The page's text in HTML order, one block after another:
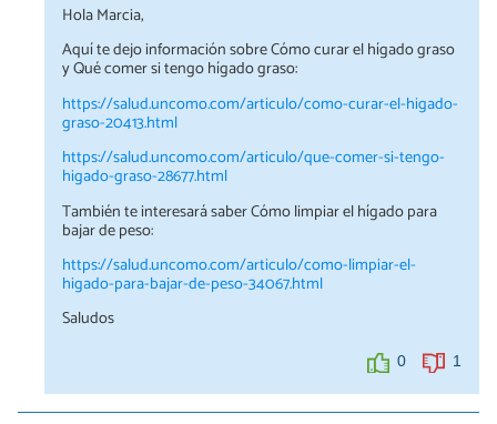
Hola Marcia,
Aquí te dejo información sobre Cómo curar el hígado graso
y Qué comer si tengo hígado graso:
https://salud.uncomo.com/articulo/como-curar-el-higado-
graso-20413.html
https://salud.uncomo.com/articulo/que-comer-si-tengo-
higado-graso-28677.html
También te interesará saber Cómo limpiar el hígado para
bajar de peso:
https://salud.uncomo.com/articulo/como-limpiar-el-
higado-para-bajar-de-peso-34067.html
Saludos
0 1